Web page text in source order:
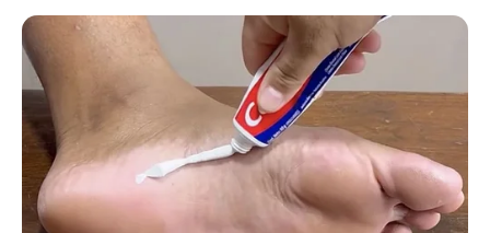
COVID-19
Nueva variante del COVID-
19: diferente, mortal y no
es fácil de detectar
correctamente